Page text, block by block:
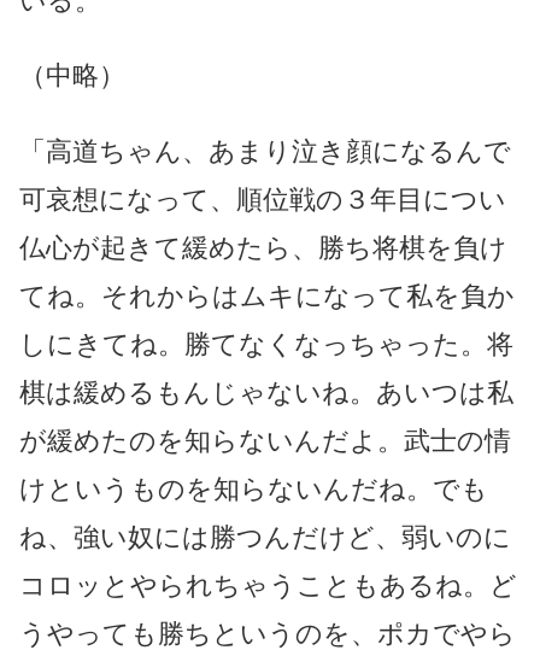
（中略）
「高道ちゃん、あまり泣き顔になるんで
可哀想になって、順位戦の３年目につい
仏心が起きて緩めたら、勝ち将棋を負け
てね。それからはムキになって私を負か
しにきてね。勝てなくなっちゃった。将
棋は緩めるもんじゃないね。あいつは私
が緩めたのを知らないんだよ。武士の情
けというものを知らないんだね。でも
ね、強い奴には勝つんだけど、弱いのに
コロッとやられちゃうこともあるね。ど
うやっても勝ちというのを、ポカでやら